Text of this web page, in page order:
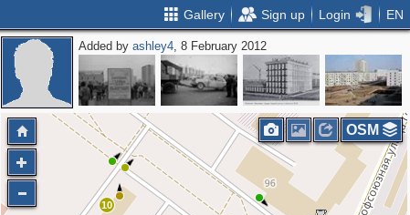
Gallery Sign up Login EN
Added byashley4, 8 February 2012
10
OSM